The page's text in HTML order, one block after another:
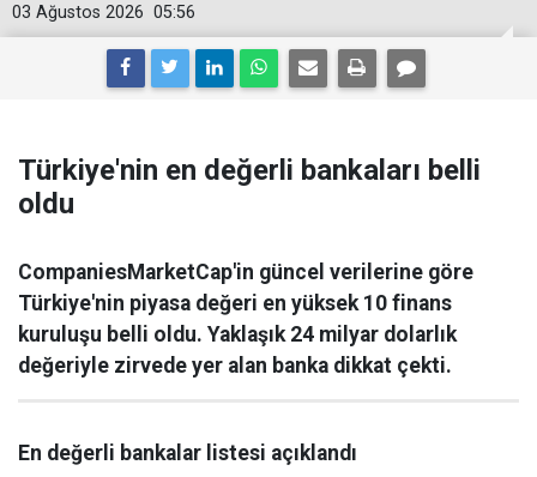
05:56
03 Ağustos 2026
Türkiye'nin en değerli bankaları belli
oldu
CompaniesMarketCap'in güncel verilerine göre
Türkiye'nin piyasa değeri en yüksek 10 finans
kuruluşu belli oldu. Yaklaşık 24 milyar dolarlık
değeriyle zirvede yer alan banka dikkat çekti.
En değerli bankalar listesi açıklandı